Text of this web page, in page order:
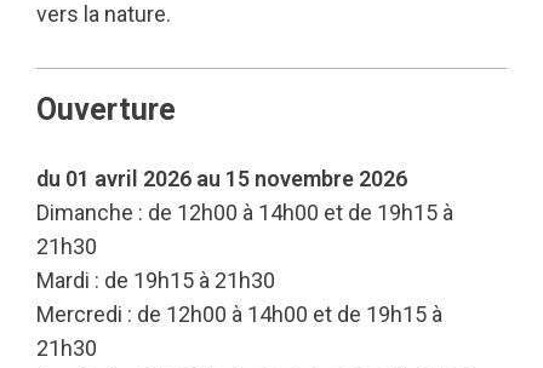
vers la nature.
Ouverture
du 01 avril 2026 au 15 novembre 2026
Dimanche : de 12h00 à 14h00 et de 19h15 à
21h30
Mardi : de 19h15 à 21h30
Mercredi : de 12h00 à 14h00 et de 19h15 à
21h30